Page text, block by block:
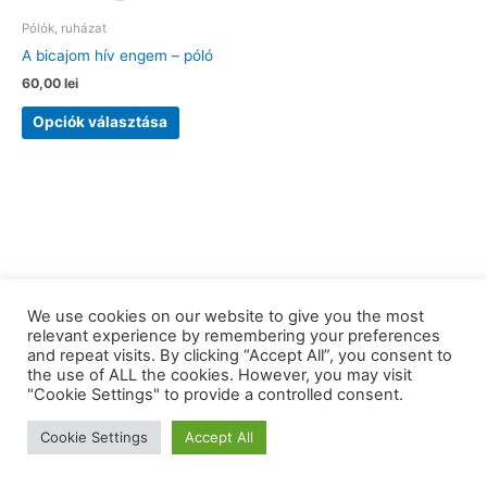
Pólók, ruházat
A bicajom hív engem – póló
60,00 lei
Opciók választása
Ennek
a
termékoldalon
választhatók
ki
Copyright © 2026 barkaerdely.ro | Powered byAstra WordPress
We use cookies on our website to give you the most
relevant experience by remembering your preferences
and repeat visits. By clicking “Accept All”, you consent to
the use of ALL the cookies. However, you may visit
"Cookie Settings" to provide a controlled consent.
Cookie Settings Accept All